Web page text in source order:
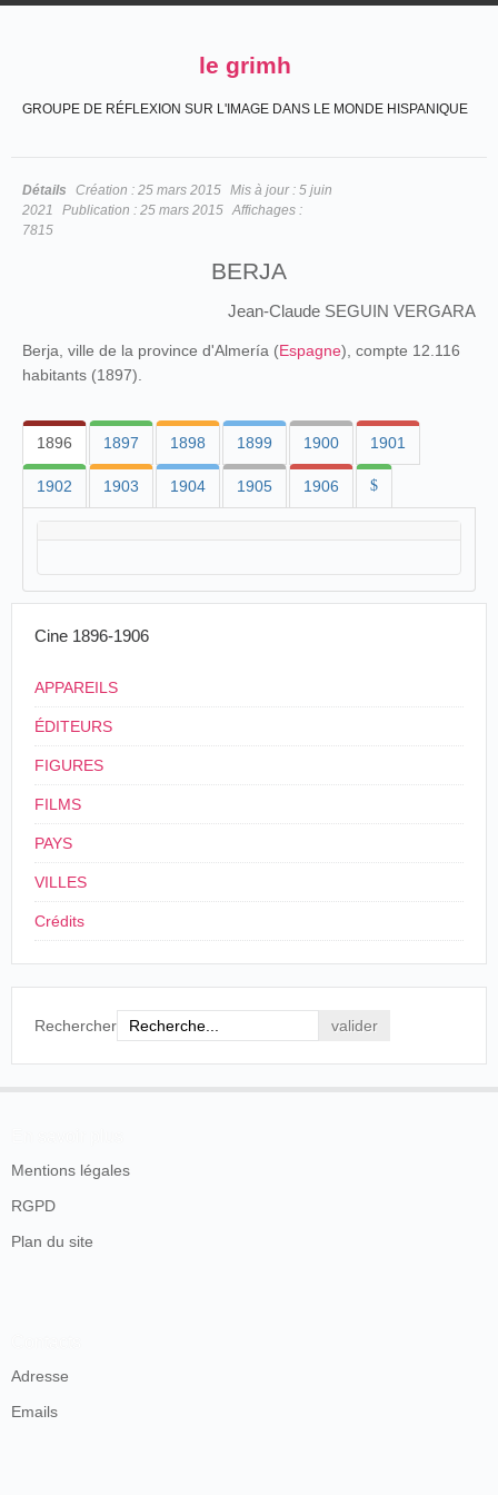
le grimh
GROUPE DE RÉFLEXION SUR L'IMAGE DANS LE MONDE HISPANIQUE
Détails Création : 25 mars 2015 Mis à jour : 5 juin
2021
Publication : 25 mars 2015 Affichages :
7815
BERJA
Jean-Claude SEGUIN VERGARA
Berja, ville de la province d'Almería (Espagne), compte 12.116
habitants (1897).
1896 1897 1898 1899 1900 1901
1902 1903 1904 1905 1906 $
Cine 1896-1906
APPAREILS
ÉDITEURS
FIGURES
FILMS
PAYS
VILLES
Crédits
Rechercher
Mentions légales
RGPD
Plan du site
Adresse
Emails